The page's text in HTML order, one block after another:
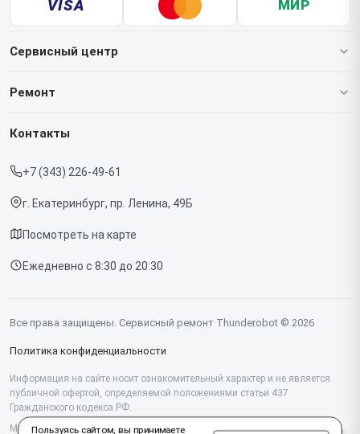
VISA МИР
Сервисный центр
О нашем сервисе
Срочный ремонт
Доставка и способы оплаты
Диагностика
Контакты
Ремонт
Ноутбуков
Контакты
+7 (343) 226-49-61
г. Екатеринбург, пр. Ленина, 49Б
Посмотреть на карте
Ежедневно с 8:30 до 20:30
Все права защищены. Сервисный ремонт Thunderobot © 2026
Политика конфиденциальности
Информация на сайте носит ознакомительный характер и не является
публичной офертой, определяемой положениями статьи 437
Гражданского кодекса РФ.
Мы специализируемся на обслуживании и ремонте техники Thunderobot,
Пользуясь сайтом, вы принимаете